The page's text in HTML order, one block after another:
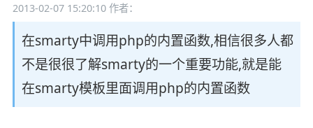
2013-02-07 15:20:10作者：
在smarty中调用php的内置函数,相信很多人都
不是很很了解smarty的一个重要功能,就是能
在smarty模板里面调用php的内置函数